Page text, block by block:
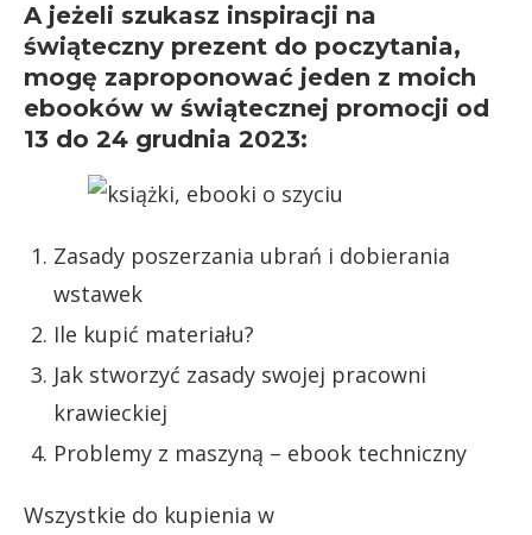
A jeżeli szukasz inspiracji na
świąteczny prezent do poczytania,
mogę zaproponować jeden z moich
ebooków w świątecznej promocji od
13 do 24 grudnia 2023:
Zasady poszerzania ubrań i dobierania
wstawek
Ile kupić materiału?
Jak stworzyć zasady swojej pracowni
krawieckiej
Problemy z maszyną – ebook techniczny
Wszystkie do kupienia w